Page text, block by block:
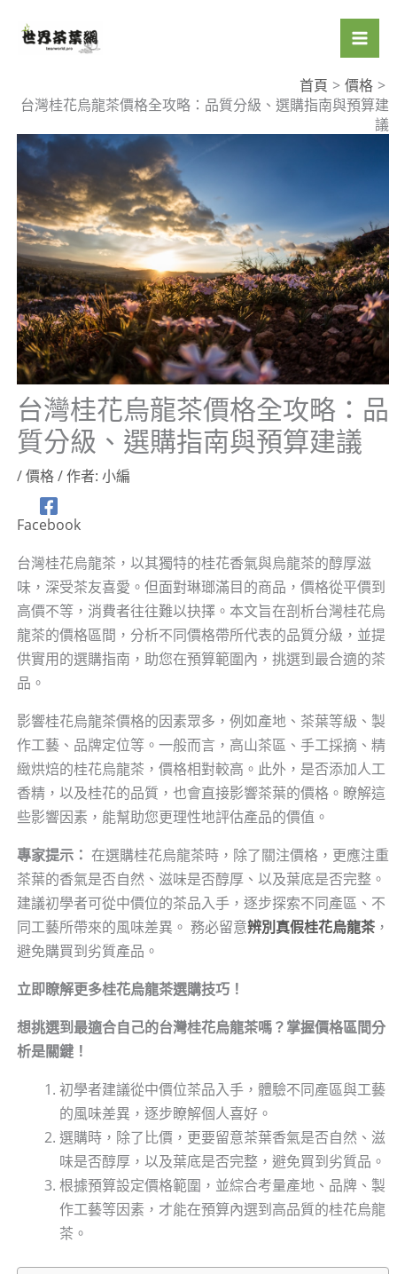
首頁
價格
台灣桂花烏龍茶價格全攻略：品質分級、選購指南與預算建
議
台灣桂花烏龍茶價格全攻略：品
質分級、選購指南與預算建議
/價格/ 作者: 小編
Facebook
台灣桂花烏龍茶，以其獨特的桂花香氣與烏龍茶的醇厚滋
味，深受茶友喜愛。但面對琳瑯滿目的商品，價格從平價到
高價不等，消費者往往難以抉擇。本文旨在剖析台灣桂花烏
龍茶的價格區間，分析不同價格帶所代表的品質分級，並提
供實用的選購指南，助您在預算範圍內，挑選到最合適的茶
品。
影響桂花烏龍茶價格的因素眾多，例如產地、茶葉等級、製
作工藝、品牌定位等。一般而言，高山茶區、手工採摘、精
緻烘焙的桂花烏龍茶，價格相對較高。此外，是否添加人工
香精，以及桂花的品質，也會直接影響茶葉的價格。瞭解這
些影響因素，能幫助您更理性地評估產品的價值。
專家提示： 在選購桂花烏龍茶時，除了關注價格，更應注重
茶葉的香氣是否自然、滋味是否醇厚、以及葉底是否完整。
建議初學者可從中價位的茶品入手，逐步探索不同產區、不
同工藝所帶來的風味差異。 務必留意辨別真假桂花烏龍茶，
避免購買到劣質產品。
立即瞭解更多桂花烏龍茶選購技巧！
想挑選到最適合自己的台灣桂花烏龍茶嗎？掌握價格區間分
析是關鍵！
初學者建議從中價位茶品入手，體驗不同產區與工藝
的風味差異，逐步瞭解個人喜好。
選購時，除了比價，更要留意茶葉香氣是否自然、滋
味是否醇厚，以及葉底是否完整，避免買到劣質品。
根據預算設定價格範圍，並綜合考量產地、品牌、製
作工藝等因素，才能在預算內選到高品質的桂花烏龍
茶。